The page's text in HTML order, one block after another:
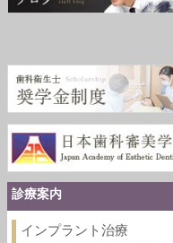
診療案内
インプラント治療